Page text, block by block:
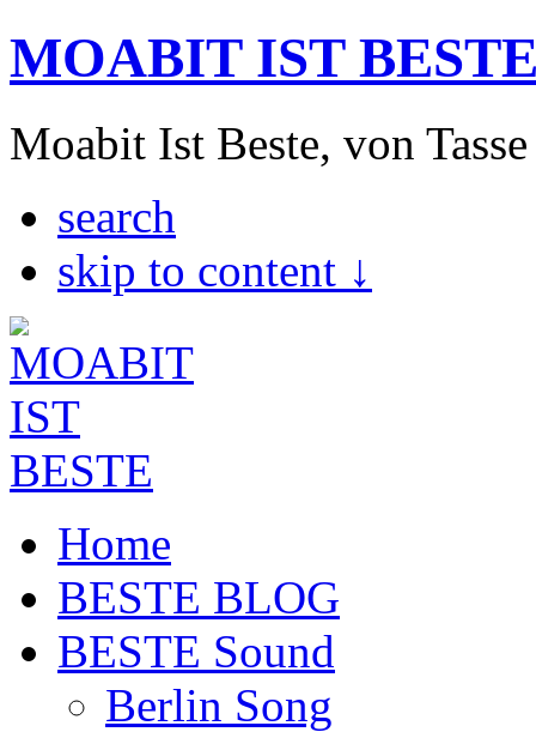
MOABIT IST
Moabit Ist Beste, von
search
skip to content ↓
Home
BESTE BLOG
BESTE Sound
Berlin Song